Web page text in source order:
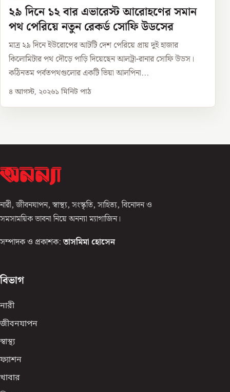
২৯ দিনে ১২ বার এভারেস্ট আরোহণের সমান
পথ পেরিয়ে নতুন রেকর্ড সোফি উডসের
মাত্র ২৯ দিনে ইউরোপের আটটি দেশ পেরিয়ে প্রায় দুই হাজার
কিলোমিটার পথ দৌড়ে পাড়ি দিয়েছেন আলট্রা-রানার সোফি উডস।
কঠিনতম পর্বতপথগুলোর একটি ভিয়া আলপিনা...
৪ আগস্ট, ২০২৬১ মিনিট পাঠ
নারী, জীবনযাপন, স্বাস্থ্য, সংস্কৃতি, সাহিত্য, বিনোদন ও
সমসাময়িক ভাবনা নিয়ে অনন্যা ম্যাগাজিন।
সম্পাদক ও প্রকাশক: তাসমিমা হোসেন
বিভাগ
নারী
জীবনযাপন
স্বাস্থ্য
ফ্যাশন
খাবার